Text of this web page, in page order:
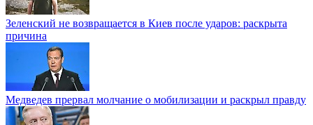
Зеленский не возвращается в Киев после ударов: раскрыта
причина
Медведев прервал молчание о мобилизации и раскрыл правду